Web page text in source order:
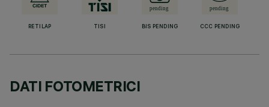
RETILAP TISI BIS PENDING CCC PENDING
DATI FOTOMETRICI